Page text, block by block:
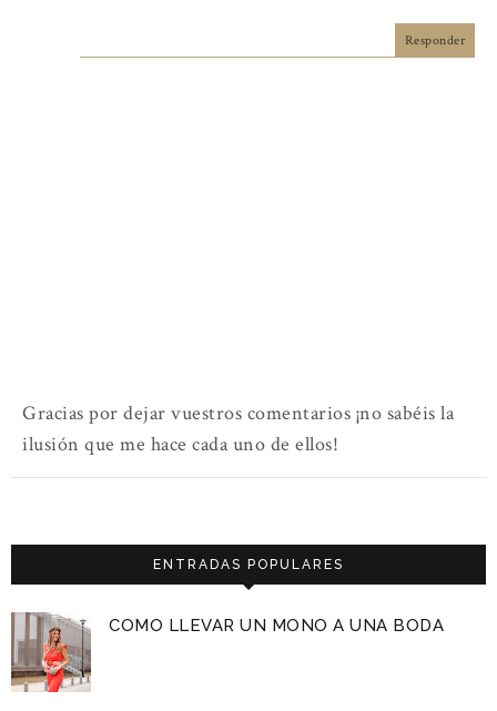
Responder
Gracias por dejar vuestros comentarios ¡no sabéis la
ilusión que me hace cada uno de ellos!
ENTRADAS POPULARES
COMO LLEVAR UN MONO A UNA BODA